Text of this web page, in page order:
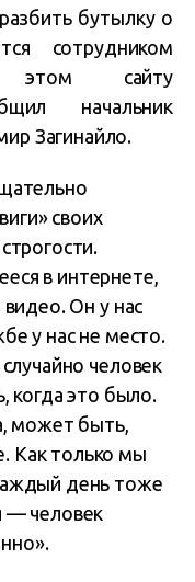
бутылку о
сотрудником
этом сайту
начальник
Загинайло.
своих
в интернете,
видео. Он у нас
у нас не место.
человек
когда это было.
может быть,
Как только мы
день тоже
— человек